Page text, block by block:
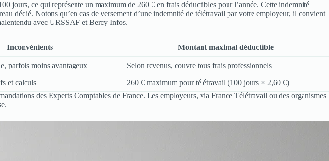
jours, ce qui représente un maximum de 260 € en frais déductibles pour l’année. Cette indemnité
dédié. Notons qu’en cas de versement d’une indemnité de télétravail par votre employeur, il convient
avec URSSAF et Bercy Infos.
Inconvénients Montant maximal déductible
parfois moins avantageux Selon revenus, couvre tous frais professionnels
et calculs
260 € maximum pour télétravail (100 jours × 2,60 €)
des Experts Comptables de France. Les employeurs, via France Télétravail ou des organismes